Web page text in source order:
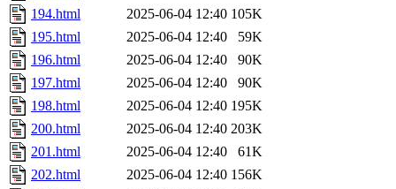
194.html
2025-06-04 12:40 105K
195.html
2025-06-04 12:40
59K
196.html
2025-06-04 12:40
90K
197.html
2025-06-04 12:40
90K
198.html
2025-06-04 12:40 195K
200.html
2025-06-04 12:40 203K
201.html
2025-06-04 12:40
61K
202.html
2025-06-04 12:40 156K